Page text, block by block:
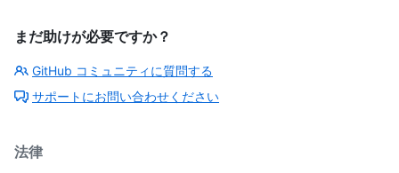
まだ助けが必要ですか？
GitHub コミュニティに質問する
サポートにお問い合わせください
法律